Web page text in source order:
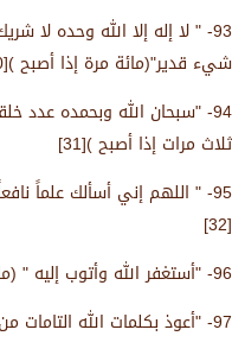
93- " لا إله إلا الله وحده لا
شيء قدير"(مائة مرة إذا أصبح )[30]
94- "سبحان الله وبحمده عدد
ثلاث مرات إذا أصبح )[31]
95- " اللهم إني أسألك علماً
[32]
96- "أستغفر الله وأتوب إليه " (مائة مرة في اليوم )[33]
97- "أعوذ بكلمات الله التامات من شر ما خلق" ( ثلاث مرات إذا أمسى)[34].